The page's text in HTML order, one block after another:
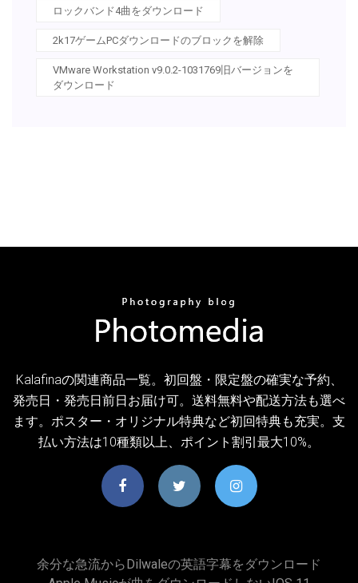
ロックバンド4曲をダウンロード
2k17ゲームPCダウンロードのブロックを解除
VMware Workstation v9.0.2-1031769旧バージョンを
ダウンロード
Kalafinaの関連商品一覧。初回盤・限定盤の確実な予約、
発売日・発売日前日お届け可。送料無料や配送方法も選べ
ます。ポスター・オリジナル特典など初回特典も充実。支
払い方法は10種類以上、ポイント割引最大10%。
余分な急流からdilwaleの英語字幕をダウンロード